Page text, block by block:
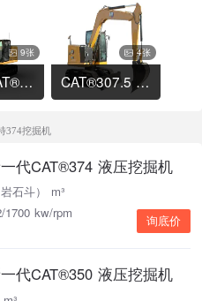
9张
新一代CAT®320 液压挖掘机
4张
CAT®307.5 液压挖掘机
374挖掘机
代CAT®374 液压挖掘机
石斗） m³
1700 kw/rpm
询底价
代CAT®350 液压挖掘机